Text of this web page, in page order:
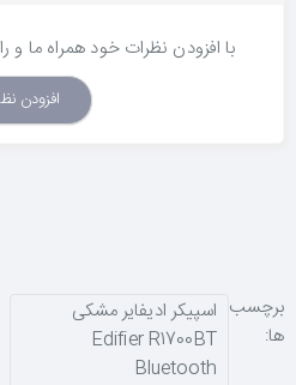
با افزودن نظرات خود همراه ما و
افزودن
برچسب
ها:
اسپیکر ادیفایر مشکی
Edifier R1700BT
Bluetooth